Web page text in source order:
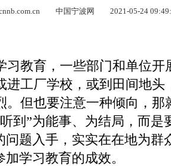
中国宁波网 2021-05-24
教育，一些部门和单位开
进工厂学校，或到田间地头
。但也要注意一种倾向，那
到”为能事、为结局，而是
问题入手，实实在在地为群
学习教育的成效。